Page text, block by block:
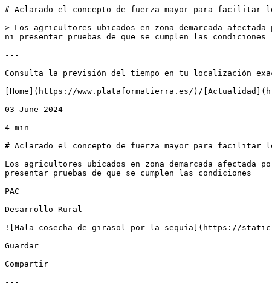
# Aclarado el concepto de fuerza mayor para facilitar
> Los agricultores ubicados en zona demarcada
ni presentar pruebas de que se cumplen las condiciones
---
Consulta la previsión del tiempo en tu localización
[Home](https://www.plataformatierra.es/)/
03 June 2024
4 min
# Aclarado el concepto de fuerza mayor para facilitar
Los agricultores ubicados en zona demarcada
presentar pruebas de que se cumplen las condiciones
PAC
Desarrollo Rural
![Mala cosecha de girasol por la sequía](https://
Guardar
Compartir
---